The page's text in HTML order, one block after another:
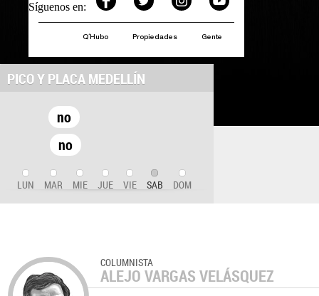
Síguenos en:
Q´Hubo Propiedades Gente
PICO Y PLACA MEDELLÍN
no
no
LUN MAR MIE JUE VIE SAB DOM
COLUMNISTA
ALEJO VARGAS VELÁSQUEZ